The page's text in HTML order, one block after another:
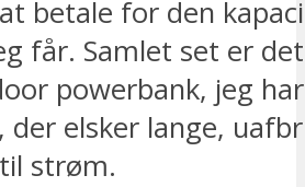
betale for den
får. Samlet set er
powerbank, jeg
der elsker lange,
strøm.